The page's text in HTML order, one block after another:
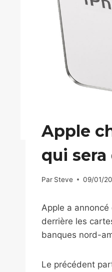
Apple
qui sera
Par Steve 09/01/
Apple a
derrière les
banques nord-
Le précédent